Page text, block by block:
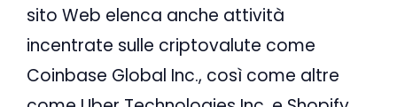
sito Web elenca anche attività
incentrate sulle criptovalute come
Coinbase Global Inc., così come altre